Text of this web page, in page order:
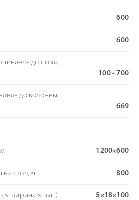
600
600
до стола,
100 - 700
до колонны,
669
1200×600
стол, кг 800
× ширина × шаг) 5×18×100